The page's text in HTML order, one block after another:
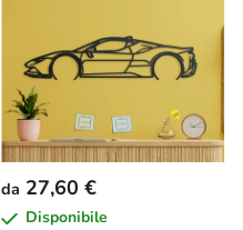
da 27,60 €
Disponibile